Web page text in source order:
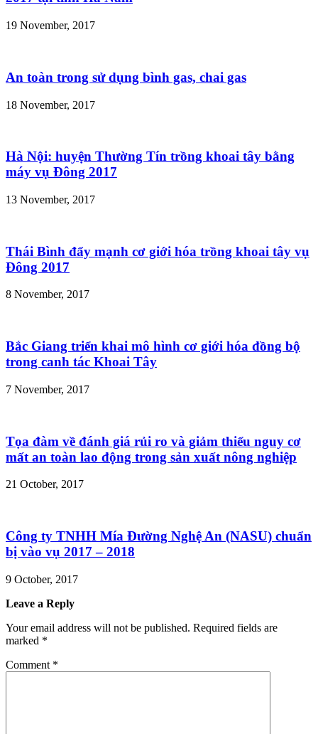
19 November, 2017
An toàn trong sử dụng bình gas, chai gas
18 November, 2017
Hà Nội: huyện Thường Tín trồng khoai tây bằng
máy vụ Đông 2017
13 November, 2017
Thái Bình đẩy mạnh cơ giới hóa trồng khoai tây vụ
Đông 2017
8 November, 2017
Bắc Giang triển khai mô hình cơ giới hóa đồng bộ
trong canh tác Khoai Tây
7 November, 2017
Tọa đàm về đánh giá rủi ro và giảm thiểu nguy cơ
mất an toàn lao động trong sản xuất nông nghiệp
21 October, 2017
Công ty TNHH Mía Đường Nghệ An (NASU) chuẩn
bị vào vụ 2017 – 2018
9 October, 2017
Leave a Reply
Your email address will not be published. Required fields are
marked *
Comment *